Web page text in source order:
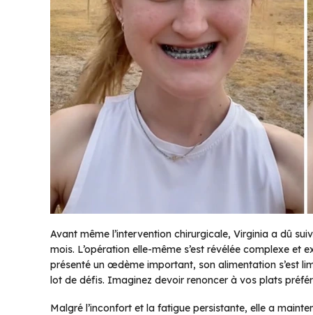
Avant même l’intervention chirurgicale, Virginia a dû
mois. L’opération elle-même s’est révélée complexe et
présenté un œdème important, son alimentation s’est
lot de défis. Imaginez devoir renoncer à vos plats
Malgré l’inconfort et la fatigue persistante, elle a